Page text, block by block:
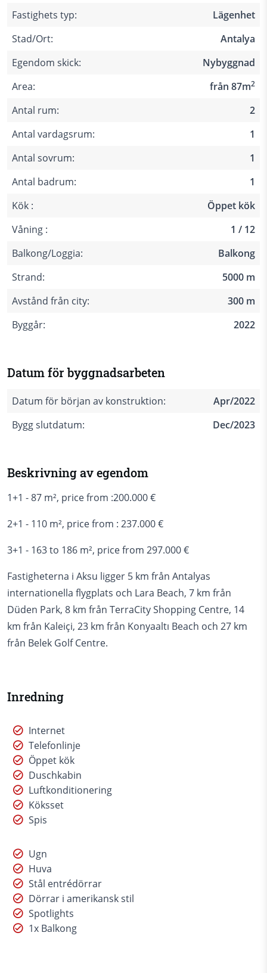
Fastighets typ:
Lägenhet
Stad/Ort:
Antalya
Egendom skick:
Nybyggnad
Area:
från 87m2
Antal rum:
2
Antal vardagsrum:
1
Antal sovrum:
1
Antal badrum:
1
Kök :
Öppet kök
Våning :
1 / 12
Balkong/Loggia:
Balkong
Strand:
5000 m
Avstånd från city:
300 m
Byggår:
2022
Datum för byggnadsarbeten
Datum för början av konstruktion:
Apr/2022
Bygg slutdatum:
Dec/2023
Beskrivning av egendom
1+1 - 87 m², price from :200.000 €
2+1 - 110 m², price from : 237.000 €
3+1 - 163 to 186 m², price from 297.000 €
Fastigheterna i Aksu ligger 5 km från Antalyas
internationella flygplats och Lara Beach, 7 km från
Düden Park, 8 km från TerraCity Shopping Centre, 14
km från Kaleiçi, 23 km från Konyaaltı Beach och 27 km
från Belek Golf Centre.
Inredning
Internet
Telefonlinje
Öppet kök
Duschkabin
Luftkonditionering
Köksset
Spis
Ugn
Huva
Stål entrédörrar
Dörrar i amerikansk stil
Spotlights
1x Balkong